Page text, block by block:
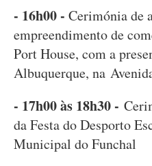
- 16h00 - Cerimónia de
empreendimento de
Port House, com a
Albuquerque, na
- 17h00 às 18h30 -
da Festa do Desporto
Municipal do Funchal